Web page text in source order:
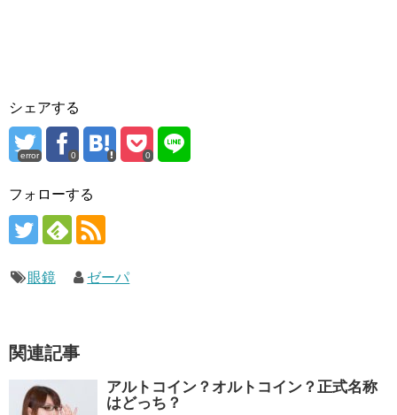
シェアする
error 0 0
フォローする
眼鏡 ゼーパ
関連記事
アルトコイン？オルトコイン？正式名称
はどっち？